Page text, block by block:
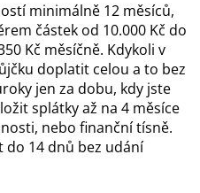
minimálně 12 měsíců,
částek od 10.000 Kč do
Kč měsíčně. Kdykoli v
doplatit celou a to bez
jen za dobu, kdy jste
splátky až na 4 měsíce
nebo finanční tísně.
do 14 dnů bez udání